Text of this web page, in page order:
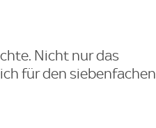
Nicht nur das
für den siebenfachen